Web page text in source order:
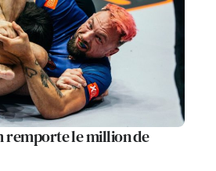
remporte le million de